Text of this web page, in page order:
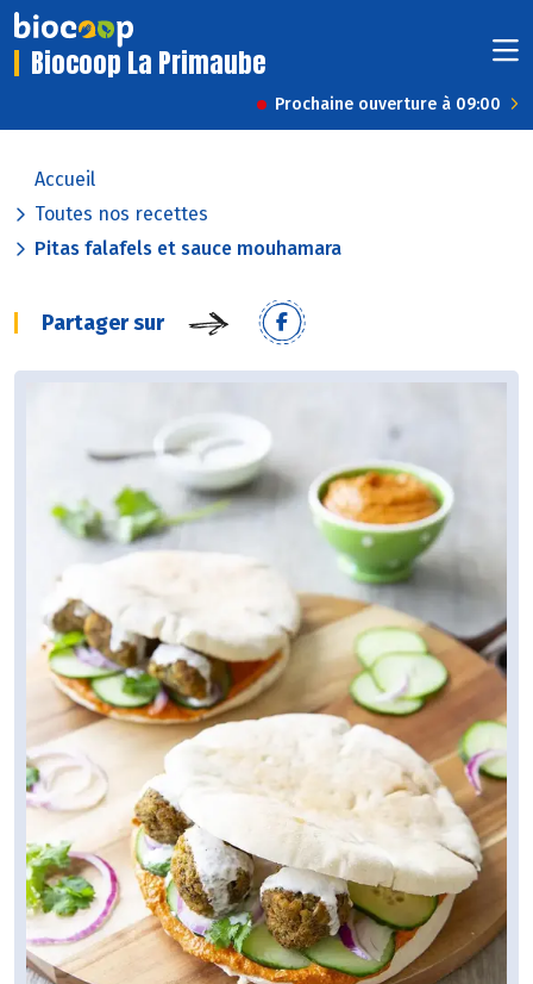
Biocoop La Primaube
Prochaine ouverture à 09:00
Accueil
Toutes nos recettes
Pitas falafels et sauce mouhamara
Partager sur